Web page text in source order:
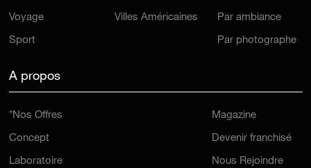
Voyage
Sport
Villes Américaines Par ambiance
Par photographe
A propos
*Nos Offres
Concept
Laboratoire
Magazine
Devenir franchisé
Nous Rejoindre